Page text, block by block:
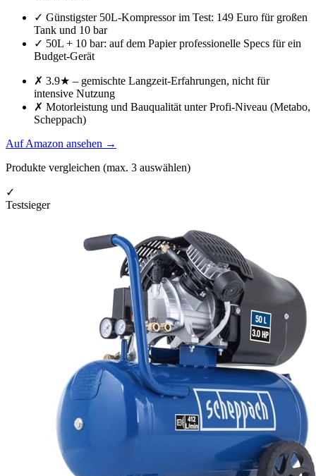
✓ Günstigster 50L-Kompressor im Test: 149 Euro für großen
Tank und 10 bar
✓ 50L + 10 bar: auf dem Papier professionelle Specs für ein
Budget-Gerät
✗ 3.9★ – gemischte Langzeit-Erfahrungen, nicht für
intensive Nutzung
✗ Motorleistung und Bauqualität unter Profi-Niveau (Metabo,
Scheppach)
Auf Amazon ansehen →
Produkte vergleichen (max. 3 auswählen)
✓
Testsieger